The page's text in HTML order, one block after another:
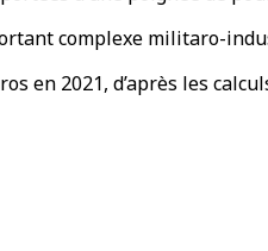
complexe militaro-
en 2021, d’après les